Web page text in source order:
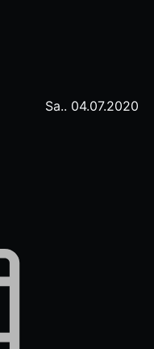
Sa.. 04.07.2020